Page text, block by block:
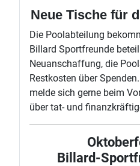
Neue Tische für
Die Poolabteilung
Billard Sportfreunde
Neuanschaffung, die
Restkosten über
melde sich gerne beim
über tat- und
Billard-